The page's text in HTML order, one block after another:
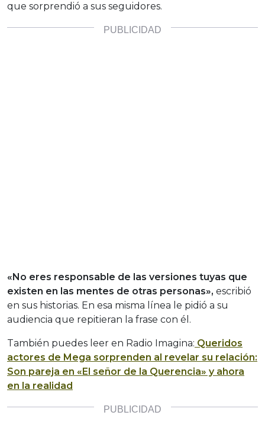
que sorprendió a sus seguidores.
«No eres responsable de las versiones tuyas que
existen en las mentes de otras personas», escribió
en sus historias. En esa misma línea le pidió a su
audiencia que repitieran la frase con él.
También puedes leer en Radio Imagina: Queridos
actores de Mega sorprenden al revelar su relación:
Son pareja en «El señor de la Querencia» y ahora
en la realidad